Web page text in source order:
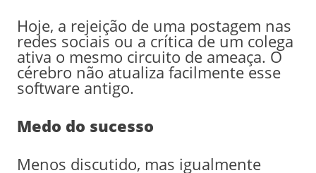
Hoje, a rejeição de uma postagem nas
redes sociais ou a crítica de um colega
ativa o mesmo circuito de ameaça. O
cérebro não atualiza facilmente esse
software antigo.
Medo do sucesso
Menos discutido, mas igualmente